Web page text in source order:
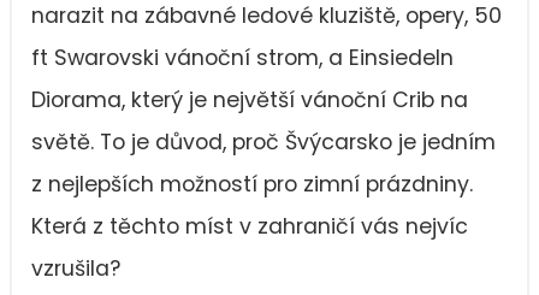
narazit na zábavné ledové kluziště, opery, 50
ft Swarovski vánoční strom, a Einsiedeln
Diorama, který je největší vánoční Crib na
světě. To je důvod, proč Švýcarsko je jedním
z nejlepších možností pro zimní prázdniny.
Která z těchto míst v zahraničí vás nejvíc
vzrušila?